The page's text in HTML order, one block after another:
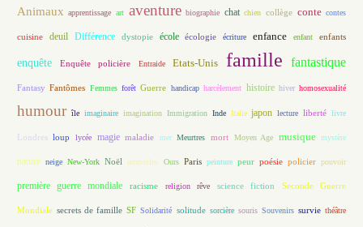
Animaux apprentissage art aventure biographie chat chien collège conte contes
cuisine deuil Différence dystopie école écologie écriture enfance enfant enfants
enquête Enquête policière Entraide Etats-Unis famille fantastique
Fantasy Fantômes Femmes forêt Guerre handicap harcèlement histoire hiver homosexualité
humour île imaginaire imagination Immigration Inde Italie japon lecture liberté livre
Londres loup lycée magie maladie mer Meurtres mort Moyen Age musique mystère
nature neige New-York Noël nouvelles Ours Paris peinture peur poésie policier pouvoir
première guerre mondiale racisme religion rêve science fiction Seconde Guerre
Mondiale secrets de famille SF Solidarité solitude sorcière souris Souvenirs survie théâtre